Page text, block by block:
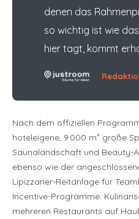
denen das
so wichtig ist wie
hier tagt, kommt
Nach dem offiziellen
hoteleigene, 9.000 m² große
Saunalandschaft und Beauty-
ebenso wie der
Lipizzaner-Reitanlage für
Incentive-Programme.
mehreren Restaurants auf